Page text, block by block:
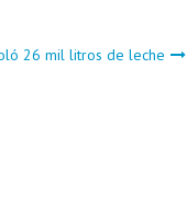
26 mil litros de leche